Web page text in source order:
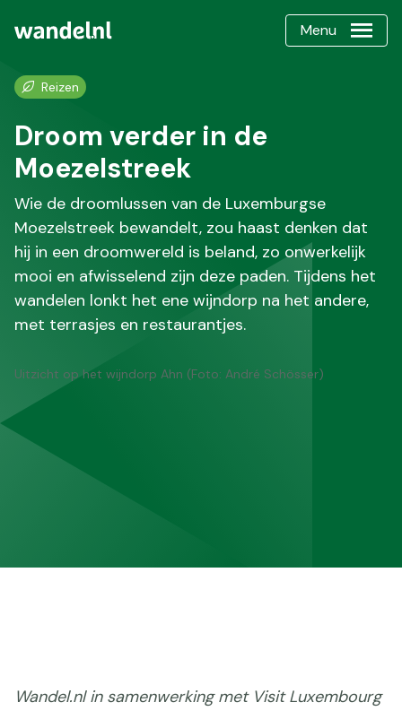
Menu
Reizen
Droom verder in de
Moezelstreek
Wie de droomlussen van de Luxemburgse
Moezelstreek bewandelt, zou haast denken dat
hij in een droomwereld is beland, zo onwerkelijk
mooi en afwisselend zijn deze paden. Tijdens het
wandelen lonkt het ene wijndorp na het andere,
met terrasjes en restaurantjes.
Uitzicht op het wijndorp Ahn (Foto: André Schösser)
Wandel.nl in samenwerking met Visit Luxembourg